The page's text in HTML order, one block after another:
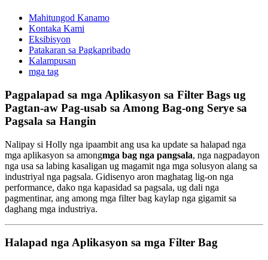
Mahitungod Kanamo
Kontaka Kami
Eksibisyon
Patakaran sa Pagkapribado
Kalampusan
mga tag
Pagpalapad sa mga Aplikasyon sa Filter Bags ug
Pagtan-aw Pag-usab sa Among Bag-ong Serye sa
Pagsala sa Hangin
Nalipay si Holly nga ipaambit ang usa ka update sa halapad nga
mga aplikasyon sa amongmga bag nga pangsala, nga nagpadayon
nga usa sa labing kasaligan ug magamit nga mga solusyon alang sa
industriyal nga pagsala. Gidisenyo aron maghatag lig-on nga
performance, dako nga kapasidad sa pagsala, ug dali nga
pagmentinar, ang among mga filter bag kaylap nga gigamit sa
daghang mga industriya.
Halapad nga Aplikasyon sa mga Filter Bag